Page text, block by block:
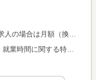
求人の場合は時間額を表示しています。
就業時間１ 12時00分〜20時00分 就業時間に関する特記事項 （１）の時間内で実働４〜５時間程度 <BR> （時間帯・曜日は応相談）